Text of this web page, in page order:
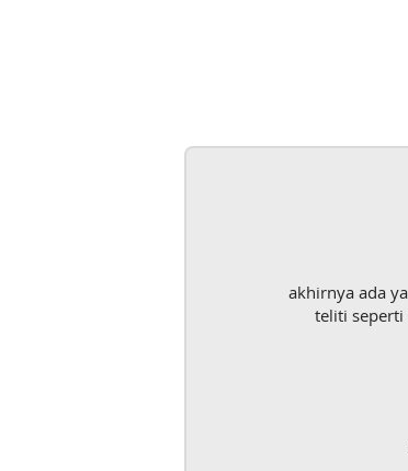
akhirnya ada yang
teliti seperti
M